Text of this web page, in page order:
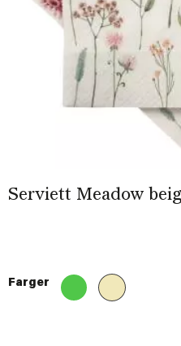
Serviett Meadow
Farger